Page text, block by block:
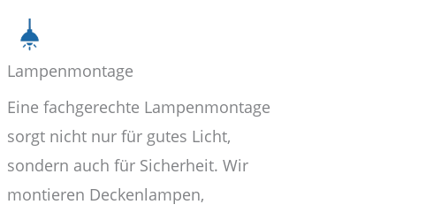
Lampenmontage
Eine fachgerechte Lampenmontage
sorgt nicht nur für gutes Licht,
sondern auch für Sicherheit. Wir
montieren Deckenlampen,